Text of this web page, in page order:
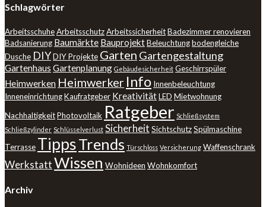
Schlagwörter
ArbeitsschuheArbeitsschutzArbeitssicherheitBadezimmer renovieren
Badsanierung Baumärkte BauprojektBeleuchtungbodengleiche
Dusche DIYDIY Projekte Garten Gartengestaltung
Gartenhaus Gartenplanung Gebäudesicherheit Geschirrspüler
Heimwerken Heimwerker Info Innenbeleuchtung
InneneinrichtungKaufratgeber KreativitätLED Mietwohnung
NachhaltigkeitPhotovoltaik Ratgeber Schließsystem
Schließzylinder Schlüsselverlust Sicherheit SichtschutzSpülmaschine
Terrasse TippsTrends Türschloss Versicherung Waffenschrank
WerkstattWissen Wohnideen Wohnkomfort
Archiv